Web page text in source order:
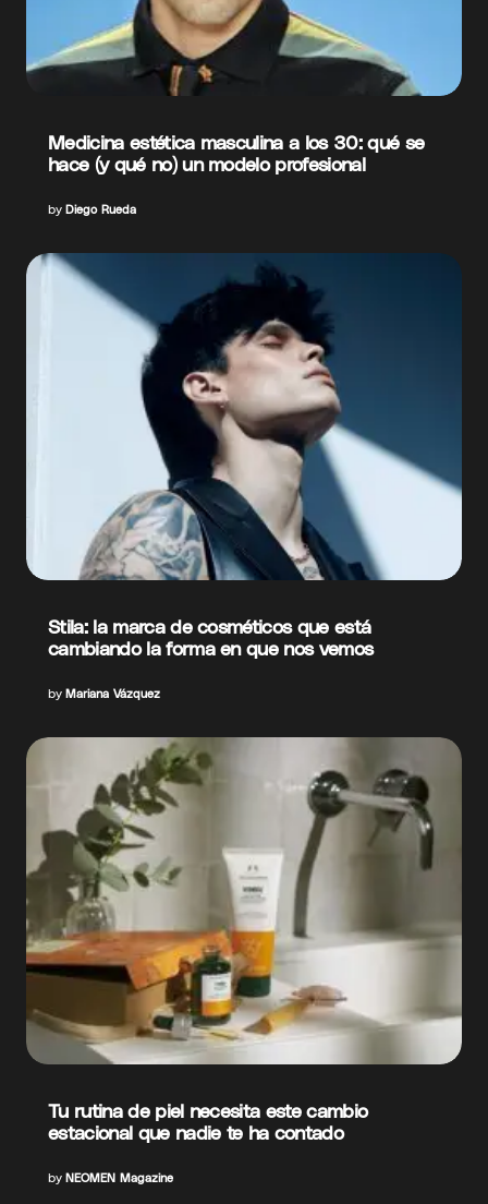
Medicina estética masculina a los 30: qué se
hace (y qué no) un modelo profesional
by Diego Rueda
Stila: la marca de cosméticos que está
cambiando la forma en que nos vemos
by Mariana Vázquez
Tu rutina de piel necesita este cambio
estacional que nadie te ha contado
by NEOMEN Magazine